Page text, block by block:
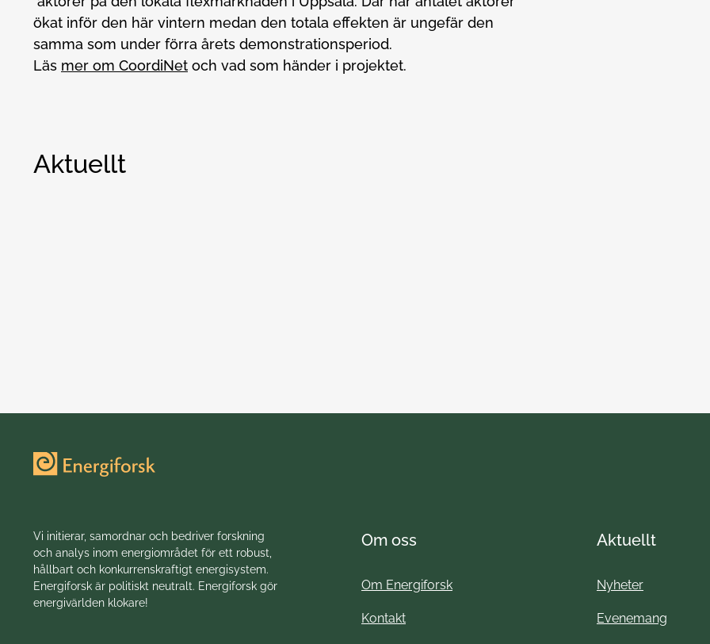
ökat inför den här vintern medan den totala effekten är ungefär den
samma som under förra årets demonstrationsperiod.
Läs mer om CoordiNet och vad som händer i projektet.
Aktuellt
Vi initierar, samordnar och bedriver forskning
och analys inom energiområdet för ett robust,
hållbart och konkurrenskraftigt energisystem.
Energiforsk är politiskt neutralt. Energiforsk gör
energivärlden klokare!
Om oss
Om Energiforsk
Kontakt
Aktuellt
Nyheter
Evenemang